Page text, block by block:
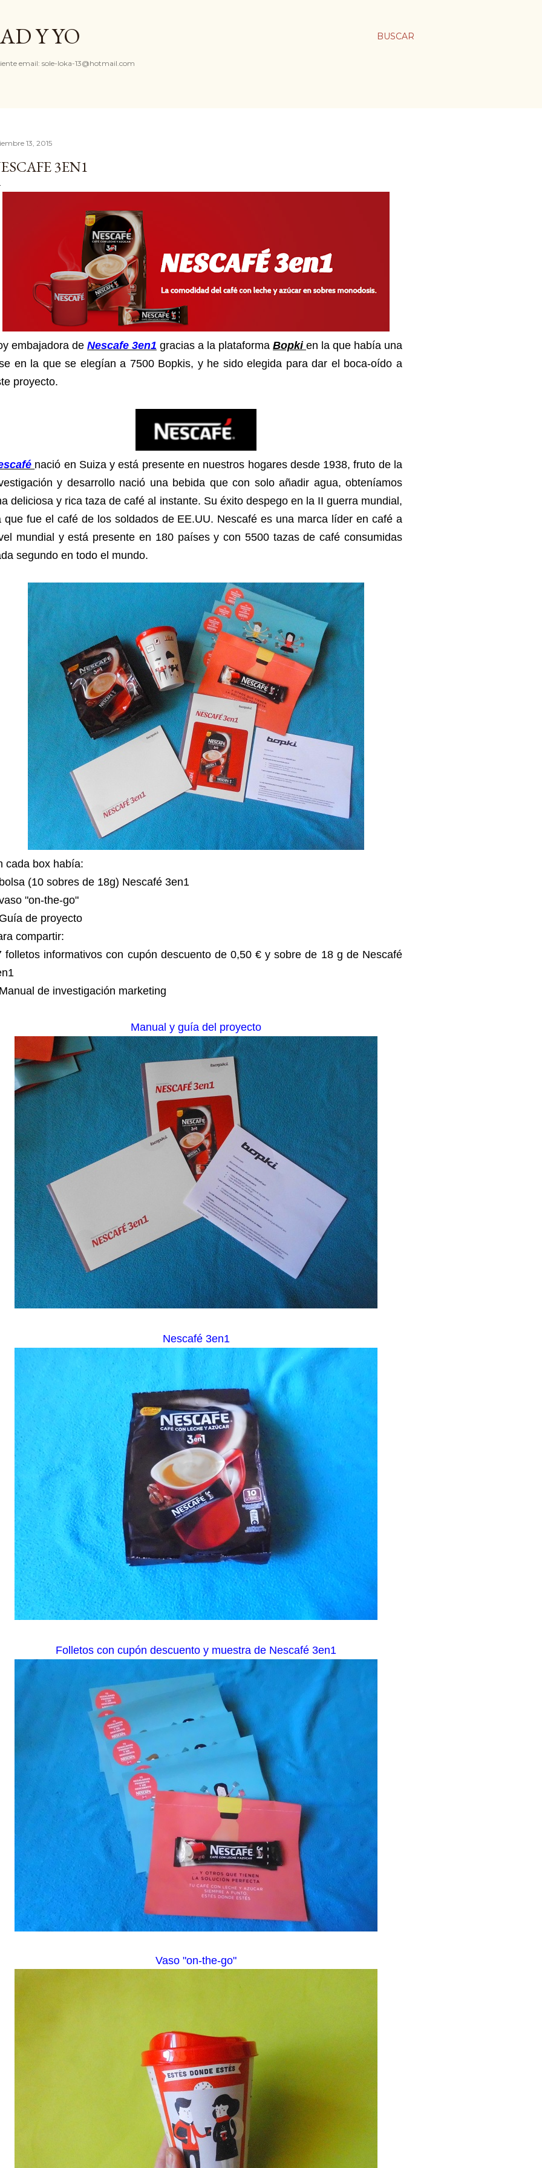
BUSCAR
Y YO
email: sole-loka-13@hotmail.com
13, 2015
3EN1
embajadora de Nescafe 3en1 gracias a la plataforma Bopki en la que había una
en la que se elegían a 7500 Bopkis, y he sido elegida para dar el boca-oído a
proyecto.
nació en Suiza y está presente en nuestros hogares desde 1938, fruto de la
y desarrollo nació una bebida que con solo añadir agua, obteníamos
deliciosa y rica taza de café al instante. Su éxito despego en la II guerra mundial,
que fue el café de los soldados de EE.UU. Nescafé es una marca líder en café a
mundial y está presente en 180 países y con 5500 tazas de café consumidas
segundo en todo el mundo.
cada box había:
(10 sobres de 18g) Nescafé 3en1
"on-the-go"
de proyecto
compartir:
folletos informativos con cupón descuento de 0,50 € y sobre de 18 g de Nescafé
de investigación marketing
Manual y guía del proyecto
Nescafé 3en1
Folletos con cupón descuento y muestra de Nescafé 3en1
Vaso "on-the-go"